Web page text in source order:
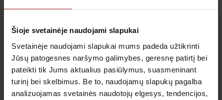
Šioje svetainėje naudojami slapukai
Svetainėje naudojami slapukai mums padeda užtikrinti
Jūsų patogesnes naršymo galimybes, geresnę patirtį bei
pateikti tik Jums aktualius pasiūlymus, suasmeninant
turinį bei skelbimus. Be to, naudojamų slapukų pagalba
analizuojamas svetainės naudotojų elgesys, tendencijos,
Tel.:+370 700 55 511
Tel.: (iš užsienio)00-370-37-245330
Skambučiai į klientų aptarnavimo centro numerį
apmokestinami pagal Jūsų ryšio operatoriaus
taikomą tarifą.
El. paštas: pagalba@anteja.lt